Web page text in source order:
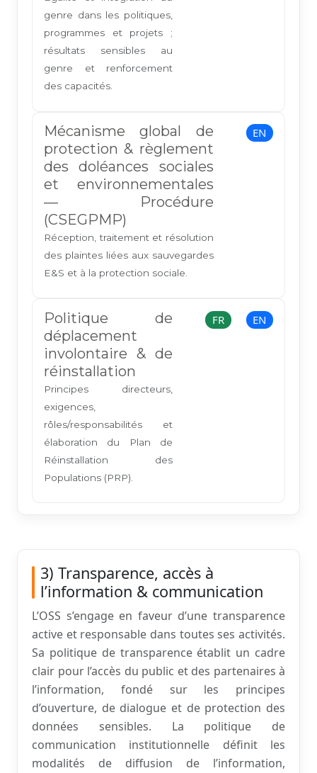
genre dans les politiques,
programmes et projets ;
résultats sensibles au
genre et renforcement
des capacités.
Mécanisme global de
protection & règlement
des doléances sociales
et environnementales
— Procédure
(CSEGPMP)
Réception, traitement et résolution
des plaintes liées aux sauvegardes
E&S et à la protection sociale.
EN
Politique de
déplacement
involontaire & de
réinstallation
Principes directeurs,
exigences,
rôles/responsabilités et
élaboration du Plan de
Réinstallation des
Populations (PRP).
FR EN
3) Transparence, accès à
l’information & communication
L’OSS s’engage en faveur d’une transparence
active et responsable dans toutes ses activités.
Sa politique de transparence établit un cadre
clair pour l’accès du public et des partenaires à
l’information, fondé sur les principes
d’ouverture, de dialogue et de protection des
données sensibles. La politique de
communication institutionnelle définit les
modalités de diffusion de l’information,